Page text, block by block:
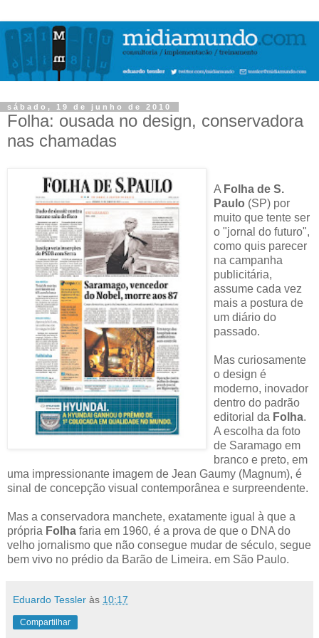
sábado, 19 de junho de 2010
Folha: ousada no design, conservadora
nas chamadas
A Folha de S.
Paulo (SP) por
muito que tente ser
o "jornal do futuro",
como quis parecer
na campanha
publicitária,
assume cada vez
mais a postura de
um diário do
passado.
Mas curiosamente
o design é
moderno, inovador
dentro do padrão
editorial da Folha.
A escolha da foto
de Saramago em
branco e preto, em
uma impressionante imagem de Jean Gaumy (Magnum), é
sinal de concepção visual contemporânea e surpreendente.
Mas a conservadora manchete, exatamente igual à que a
própria Folha faria em 1960, é a prova de que o DNA do
velho jornalismo que não consegue mudar de século, segue
bem vivo no prédio da Barão de Limeira. em São Paulo.
Eduardo Tessler às 10:17
Compartilhar